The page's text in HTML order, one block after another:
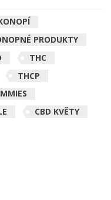
PRODUKTY
THC
THCP
CBD KVĚTY